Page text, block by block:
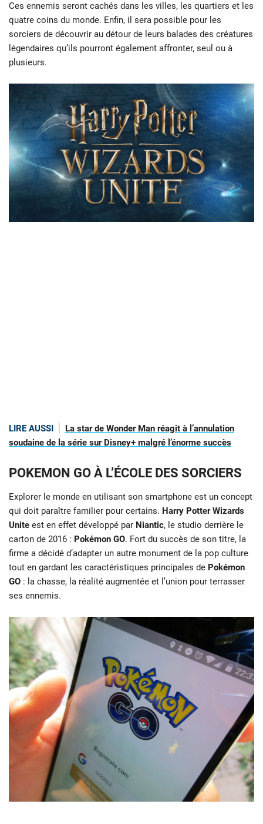
Ces ennemis seront cachés dans les villes, les quartiers et les
quatre coins du monde. Enfin, il sera possible pour les
sorciers de découvrir au détour de leurs balades des créatures
légendaires qu’ils pourront également affronter, seul ou à
plusieurs.
LIRE AUSSI
La star de Wonder Man réagit à l’annulation
soudaine de la série sur Disney+ malgré l’énorme succès
POKEMON GO À L’ÉCOLE DES SORCIERS
Explorer le monde en utilisant son smartphone est un concept
qui doit paraître familier pour certains. Harry Potter Wizards
Unite est en effet développé par Niantic, le studio derrière le
carton de 2016 : Pokémon GO. Fort du succès de son titre, la
firme a décidé d’adapter un autre monument de la pop culture
tout en gardant les caractéristiques principales de Pokémon
GO : la chasse, la réalité augmentée et l’union pour terrasser
ses ennemis.